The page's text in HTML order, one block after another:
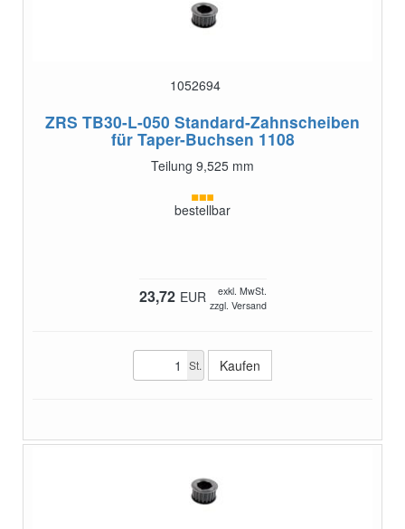
1052694
ZRS TB30-L-050 Standard-Zahnscheiben
für Taper-Buchsen 1108
Teilung 9,525 mm
bestellbar
23,72 EUR
exkl. MwSt.
zzgl. Versand
St.